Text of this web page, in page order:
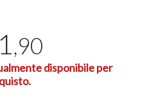
,90
disponibile per